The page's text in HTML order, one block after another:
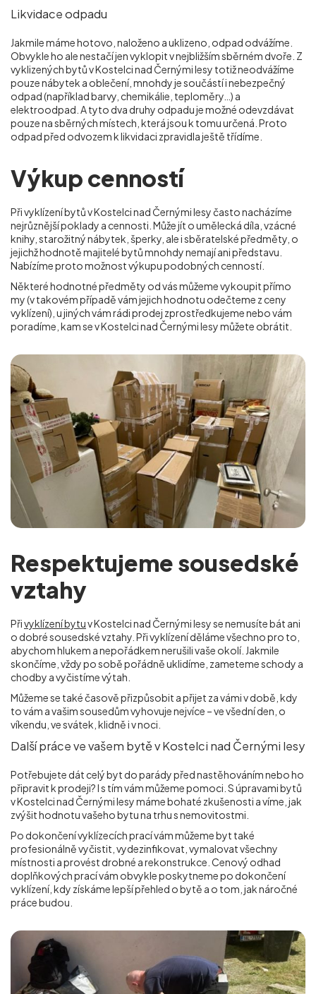
Likvidace odpadu
Jakmile máme hotovo, naloženo a uklizeno, odpad odvážíme.
Obvykle ho ale nestačí jen vyklopit v nejbližším sběrném dvoře. Z
vyklizených bytů v Kostelci nad Černými lesy totiž neodvážíme
pouze nábytek a oblečení, mnohdy je součástí i nebezpečný
odpad (například barvy, chemikálie, teploměry…) a
elektroodpad. A tyto dva druhy odpadu je možné odevzdávat
pouze na sběrných místech, která jsou k tomu určená. Proto
odpad před odvozem k likvidaci zpravidla ještě třídíme.
Výkup cenností
Při vyklízení bytů v Kostelci nad Černými lesy často nacházíme
nejrůznější poklady a cennosti. Může jít o umělecká díla, vzácné
knihy, starožitný nábytek, šperky, ale i sběratelské předměty, o
jejichž hodnotě majitelé bytů mnohdy nemají ani představu.
Nabízíme proto možnost výkupu podobných cenností.
Některé hodnotné předměty od vás můžeme vykoupit přímo
my (v takovém případě vám jejich hodnotu odečteme z ceny
vyklízení), u jiných vám rádi prodej zprostředkujeme nebo vám
poradíme, kam sev Kostelci nad Černými lesymůžete obrátit.
Respektujeme sousedské
vztahy
Přivyklízení bytuv Kostelci nad Černými lesy se nemusíte bát ani
o dobré sousedské vztahy. Při vyklízení děláme všechno pro to,
abychom hlukem a nepořádkem nerušili vaše okolí. Jakmile
skončíme, vždy po sobě pořádně uklidíme, zameteme schody a
chodby a vyčistíme výtah.
Můžeme se také časově přizpůsobit a přijet za vámi v době, kdy
to vám a vašim sousedům vyhovuje nejvíce – ve všední den, o
víkendu, ve svátek, klidně i v noci.
Další práce ve vašem bytě v Kostelci nad Černými lesy
Potřebujete dát celý byt do parády před nastěhováním nebo ho
připravit k prodeji? I s tím vám můžeme pomoci. S úpravami bytů
v Kostelci nad Černými lesy máme bohaté zkušenosti a víme, jak
zvýšit hodnotu vašeho bytu na trhu s nemovitostmi.
Po dokončení vyklízecích prací vám můžeme byt také
profesionálně vyčistit, vydezinfikovat, vymalovat všechny
místnosti a provést drobné a rekonstrukce. Cenový odhad
doplňkových prací vám obvykle poskytneme po dokončení
vyklízení, kdy získáme lepší přehled o bytě a o tom, jak náročné
práce budou.